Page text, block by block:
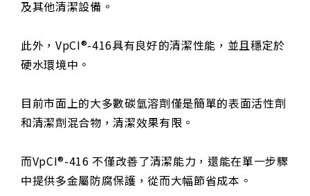
及其他清潔設備。
此外，VpCI®-416具有良好的清潔性能，並且穩定於
硬水環境中。
目前市面上的大多數碳氫溶劑僅是簡單的表面活性劑
和清潔劑混合物，清潔效果有限。
而VpCI®-416 不僅改善了清潔能力，還能在單一步驟
中提供多金屬防腐保護，從而大幅節省成本。